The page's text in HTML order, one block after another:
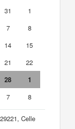
31
1
7
8
14
15
21
22
28
1
7 8
Celle